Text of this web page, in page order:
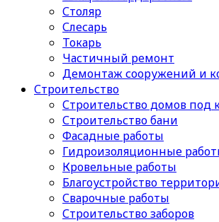
Столяр
Слесарь
Токарь
Частичный ремонт
Демонтаж сооружений и
Строительство
Строительство домов под
Строительство бани
Фасадные работы
Гидроизоляционные
Кровельные работы
Благоустройство
Сварочные работы
Строительство заборов